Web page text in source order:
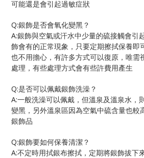
可能還是會引起過敏症狀
Q:銀飾是否會氧化變黑？
A:銀飾與空氣或汗水中少量的硫接觸會引
飾會有的正常現象，只要定期擦拭保養即
也不用擔心，有許多方式可以復原，唯需
處理，有些處理方式會有些許費用產生
Q:是否可以佩戴銀飾洗澡？
A:一般洗澡可以佩戴，但溫泉及溫泉水，
變黑，另外溫泉區因為空氣中硫含量也較
銀飾品
Q:銀飾要如何保養清潔？
A:不定時用拭銀布擦拭，定期將銀飾拔下